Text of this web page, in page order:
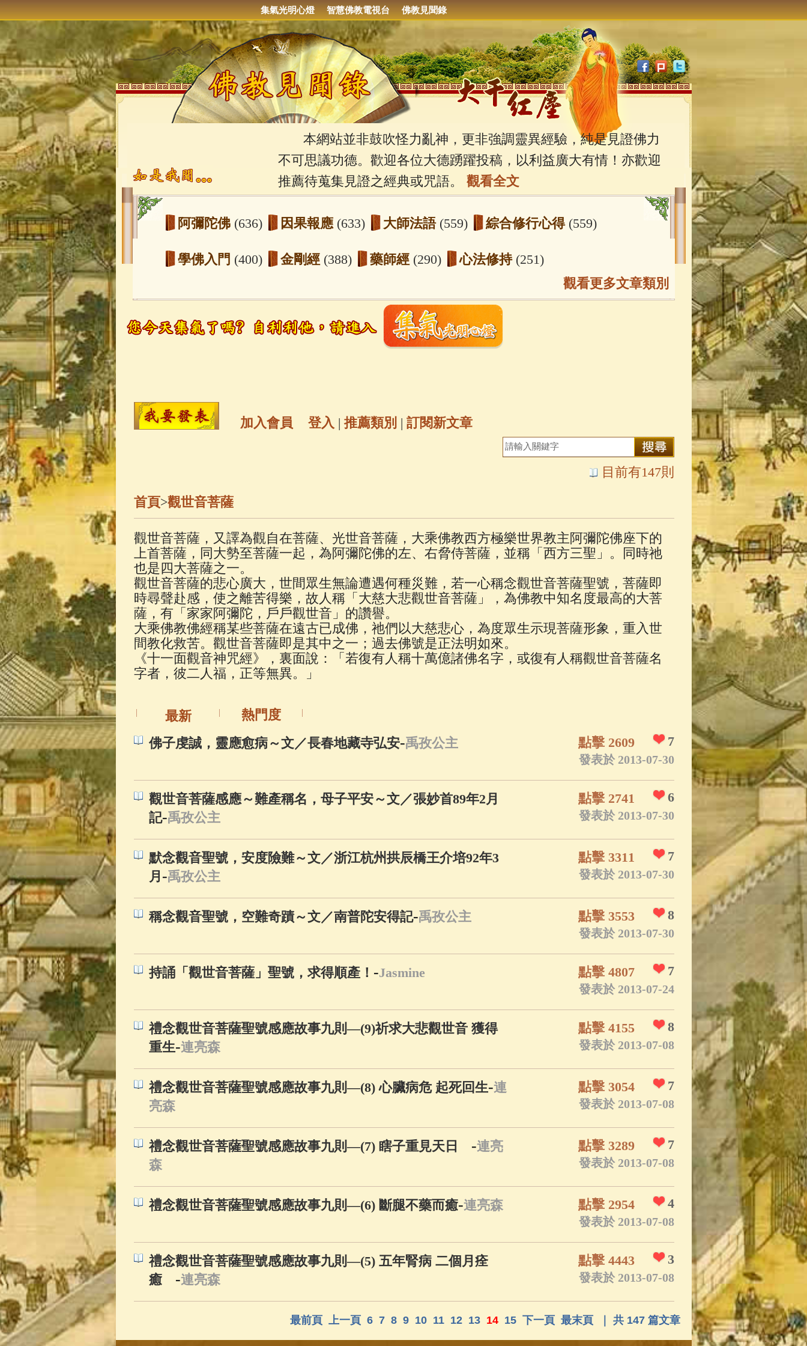
集氣光明心燈 智慧佛教電視台 佛教見聞錄
本網站並非鼓吹怪力亂神，更非強調靈異經驗，純是見證佛力
不可思議功德。歡迎各位大德踴躍投稿，以利益廣大有情！亦歡迎
推薦待蒐集見證之經典或咒語。 觀看全文
阿彌陀佛 (636) 因果報應 (633) 大師法語 (559) 綜合修行心得 (559)
學佛入門 (400) 金剛經 (388) 藥師經 (290) 心法修持 (251)
玉曆寶鈔(236) 地藏經(225) 臨終助念(190) 文殊菩薩(165)
觀世音菩薩 (147) 聖救度佛母(綠度母)(144) 動物念佛往生
金山活佛
六字大明咒(81) 大悲咒(72)
善財童子五十三參
佛典故事(37) 佛說療痔(腫瘤)病經(27) 助念機 App(3)
觀看更多文章類別
加入會員 登入 | 推薦類別 | 訂閱新文章
目前有147則
首頁>觀世音菩薩
觀世音菩薩，又譯為觀自在菩薩、光世音菩薩，大乘佛教西方極樂世界教主阿彌陀佛座下的
上首菩薩，同大勢至菩薩一起，為阿彌陀佛的左、右脅侍菩薩，並稱「西方三聖」。同時祂
也是四大菩薩之一。
觀世音菩薩的悲心廣大，世間眾生無論遭遇何種災難，若一心稱念觀世音菩薩聖號，菩薩即
時尋聲赴感，使之離苦得樂，故人稱「大慈大悲觀世音菩薩」，為佛教中知名度最高的大菩
薩，有「家家阿彌陀，戶戶觀世音」的讚譽。
大乘佛教佛經稱某些菩薩在遠古已成佛，祂們以大慈悲心，為度眾生示現菩薩形象，重入世
間教化救苦。觀世音菩薩即是其中之一；過去佛號是正法明如來。
《十一面觀音神咒經》，裏面說：「若復有人稱十萬億諸佛名字，或復有人稱觀世音菩薩名
字者，彼二人福，正等無異。」
最新
熱門度
佛子虔誠，靈應愈病～文／長春地藏寺弘安-禹孜公主 7
點擊 2609
發表於 2013-07-30
觀世音菩薩感應～難產稱名，母子平安～文／張妙首89年2月
記-禹孜公主
6
點擊 2741
發表於 2013-07-30
默念觀音聖號，安度險難～文／浙江杭州拱辰橋王介培92年3
月 -禹孜公主
7
點擊 3311
發表於 2013-07-30
稱念觀音聖號，空難奇蹟～文／南普陀安得記-禹孜公主 8
點擊 3553
發表於 2013-07-30
持誦「觀世音菩薩」聖號，求得順產！ -Jasmine 7
點擊 4807
發表於 2013-07-24
禮念觀世音菩薩聖號感應故事九則—(9)祈求大悲觀世音 獲得
重生-連亮森
8
點擊 4155
發表於 2013-07-08
禮念觀世音菩薩聖號感應故事九則—(8) 心臟病危 起死回生-連
亮森
7
點擊 3054
發表於 2013-07-08
禮念觀世音菩薩聖號感應故事九則—(7) 瞎子重見天日 -連亮
森
7
點擊 3289
發表於 2013-07-08
禮念觀世音菩薩聖號感應故事九則—(6) 斷腿不藥而癒-連亮森 4
點擊 2954
發表於 2013-07-08
禮念觀世音菩薩聖號感應故事九則—(5) 五年腎病 二個月痊
癒 -連亮森
3
點擊 4443
發表於 2013-07-08
最前頁 上一頁 6 7 8 9 10 11 12 13 14 15 下一頁 最末頁 ｜ 共 147 篇文章